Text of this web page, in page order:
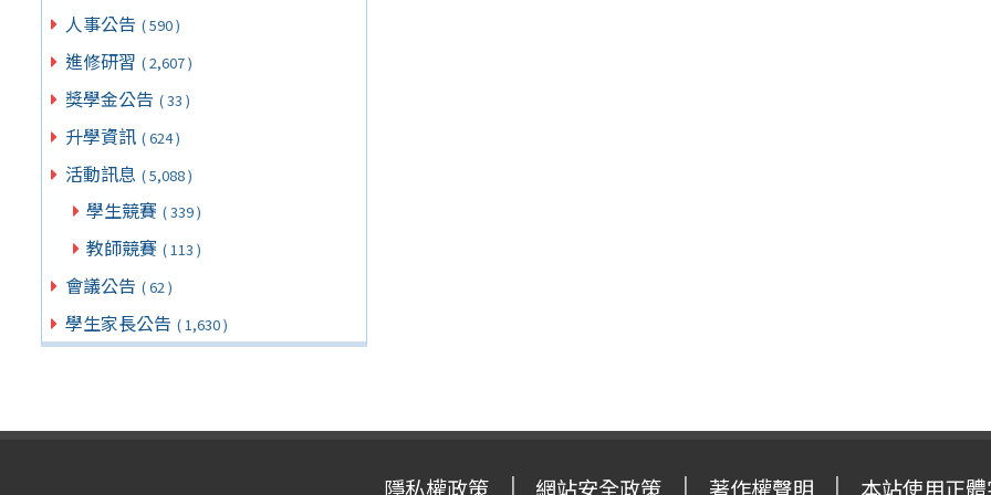
人事公告 ( 590 )
進修研習 ( 2,607 )
獎學金公告 ( 33 )
升學資訊 ( 624 )
活動訊息 ( 5,088 )
學生競賽 ( 339 )
教師競賽 ( 113 )
會議公告 ( 62 )
學生家長公告 ( 1,630 )
隱私權政策 網站安全政策 著作權聲明 本站使用正